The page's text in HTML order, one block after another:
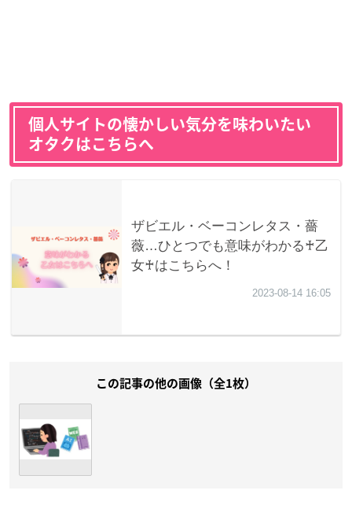
個人サイトの懐かしい気分を味わいたい
オタクはこちらへ
この記事の他の画像（全1枚）